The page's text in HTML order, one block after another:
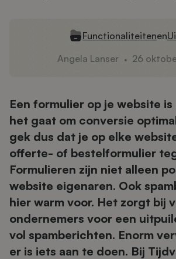
Functionaliteitenen
Angela Lanser
26
Een formulier op je website
het gaat om conversie
gek dus dat je op elke
offerte- of bestelformulier
Formulieren zijn niet alleen
website eigenaren. Ook
hier warm voor. Het zorgt bij
ondernemers voor een
vol spamberichten. Enorm
er is iets aan te doen. Bij